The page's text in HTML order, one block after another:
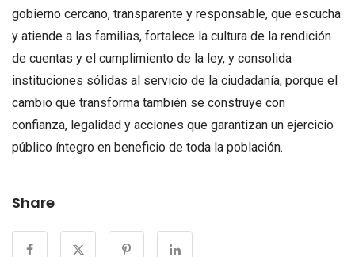
gobierno cercano, transparente y responsable, que escucha
y atiende a las familias, fortalece la cultura de la rendición
de cuentas y el cumplimiento de la ley, y consolida
instituciones sólidas al servicio de la ciudadanía, porque el
cambio que transforma también se construye con
confianza, legalidad y acciones que garantizan un ejercicio
público íntegro en beneficio de toda la población.
Share